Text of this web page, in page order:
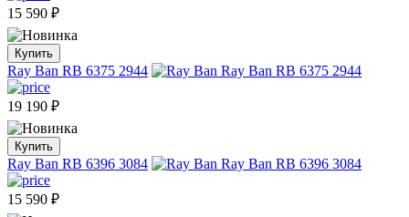
15 590 ₽
Купить
Ray Ban RB 6375 2944
19 190 ₽
Купить
Ray Ban RB 6396 3084
15 590 ₽